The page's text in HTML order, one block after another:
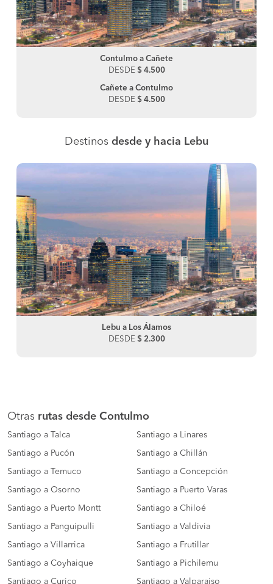
Contulmo a Cañete
DESDE $ 4.500
Cañete a Contulmo
DESDE $ 4.500
Destinos desde y hacia Lebu
Lebu a Los Álamos
DESDE $ 2.300
Otras rutas desde Contulmo
Santiago a Talca Santiago a Linares
Santiago a Pucón Santiago a Chillán
Santiago a Temuco Santiago a Concepción
Santiago a Osorno Santiago a Puerto Varas
Santiago a Puerto Montt Santiago a Chiloé
Santiago a Panguipulli Santiago a Valdivia
Santiago a Villarrica Santiago a Frutillar
Santiago a Coyhaique Santiago a Pichilemu
Santiago a Curico Santiago a Valparaiso